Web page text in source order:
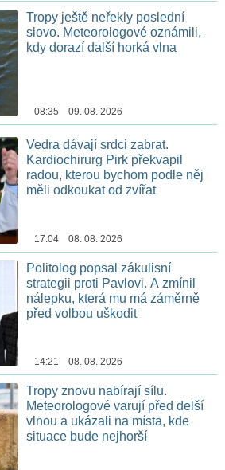
Tropy ještě neřekly poslední
slovo. Meteorologové oznámili,
kdy dorazí další horká vlna
08:35 09. 08. 2026
Vedra dávají srdci zabrat.
Kardiochirurg Pirk překvapil
radou, kterou bychom podle něj
měli odkoukat od zvířat
17:04 08. 08. 2026
Politolog popsal zákulisní
strategii proti Pavlovi. A zmínil
nálepku, která mu má záměrně
před volbou uškodit
14:21 08. 08. 2026
Tropy znovu nabírají sílu.
Meteorologové varují před delší
vlnou a ukázali na místa, kde
situace bude nejhorší